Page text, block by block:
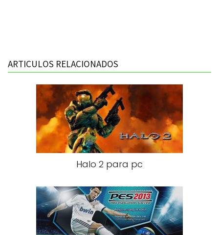
ARTICULOS RELACIONADOS
Halo 2 para pc